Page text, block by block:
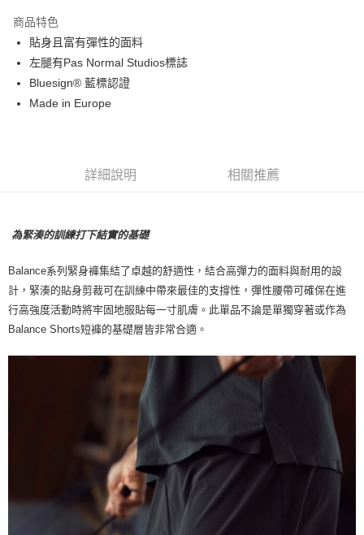
運送方式
全家店到店
每筆NT$80，滿NT$10,000(含以上)免運費
每筆NT$80，滿NT$10,000(含以上)免運費
宅配
每筆NT$130，滿NT$10,000(含以上)免運費
商品特色
貼身且富有彈性的面料
左腿有Pas Normal Studios標誌
Bluesign® 藍標認證
Made in Europe
詳細說明 相關推薦
為緊湊的訓練打下結實的基礎
Balance系列緊身褲集結了卓越的舒適性，結合高彈力的面料與耐用的設
計，緊湊的貼身剪裁可在訓練中帶來最佳的支撐性，彈性腰帶可確保在進
行高強度活動時將牢固地服貼每一寸肌膚。此單品不論是單獨穿著或作為
Balance Shorts短褲的基礎層皆非常合適。